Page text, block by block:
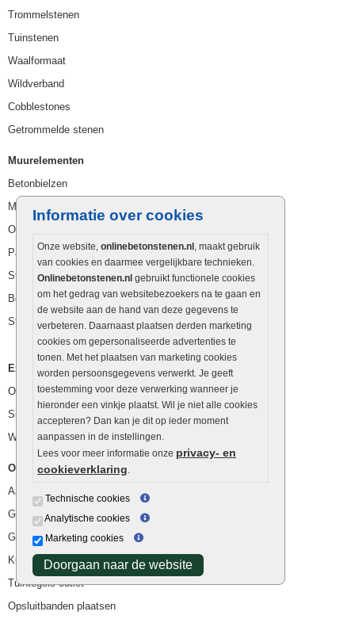
Informatie over cookies
Onze website, onlinebetonstenen.nl , maakt gebruik
van cookies en daarmee vergelijkbare technieken.
Onlinebetonstenen.nl gebruikt functionele cookies
om het gedrag van websitebezoekers na te gaan en
de website aan de hand van deze gegevens te
verbeteren. Daarnaast plaatsen derden marketing
cookies om gepersonaliseerde advertenties te
tonen. Met het plaatsen van marketing cookies
worden persoonsgegevens verwerkt. Je geeft
toestemming voor deze verwerking wanneer je
hieronder een vinkje plaatst. Wil je niet alle cookies
accepteren? Dan kan je dit op ieder moment
aanpassen in de instellingen.
Lees voor meer informatie onze privacy- en
cookieverklaring.
Technische cookies
Analytische cookies
Marketing cookies
Doorgaan naar de website
Trommelstenen
Tuinstenen
Waalformaat
Wildverband
Cobblestones
Getrommelde stenen
Muurelementen
Betonbielzen
Muurstenen
Opsluitbanden
Palissaden
Stapelblokken
Betonblokken
Stapelstenen
Extra benodigdheden
Ophoogzand
Siergrind en siersplit
Waterafvoer
Overig
Aanbiedingen
Goedkope bestrating
Goedkope tuintegels
Kunstgras
Tuintegels outlet
Opsluitbanden plaatsen